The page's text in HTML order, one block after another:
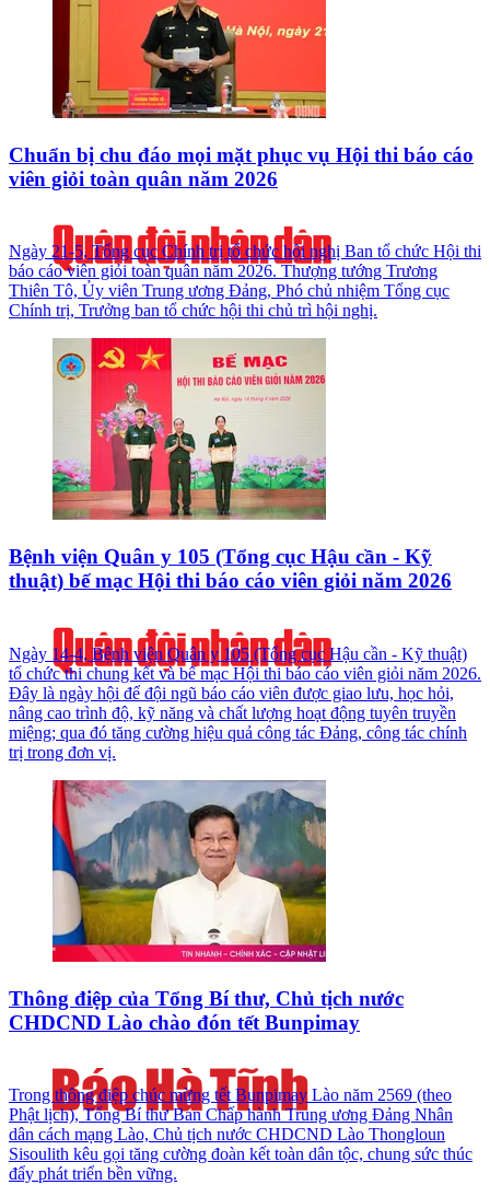
Chuẩn bị chu đáo mọi mặt phục vụ Hội thi báo cáo
viên giỏi toàn quân năm 2026
Ngày 21-5, Tổng cục Chính trị tổ chức hội nghị Ban tổ chức Hội thi
báo cáo viên giỏi toàn quân năm 2026. Thượng tướng Trương
Thiên Tô, Ủy viên Trung ương Đảng, Phó chủ nhiệm Tổng cục
Chính trị, Trưởng ban tổ chức hội thi chủ trì hội nghị.
Bệnh viện Quân y 105 (Tổng cục Hậu cần - Kỹ
thuật) bế mạc Hội thi báo cáo viên giỏi năm 2026
Ngày 14-4, Bệnh viện Quân y 105 (Tổng cục Hậu cần - Kỹ thuật)
tổ chức thi chung kết và bế mạc Hội thi báo cáo viên giỏi năm 2026.
Đây là ngày hội để đội ngũ báo cáo viên được giao lưu, học hỏi,
nâng cao trình độ, kỹ năng và chất lượng hoạt động tuyên truyền
miệng; qua đó tăng cường hiệu quả công tác Đảng, công tác chính
trị trong đơn vị.
Thông điệp của Tổng Bí thư, Chủ tịch nước
CHDCND Lào chào đón tết Bunpimay
Trong thông điệp chúc mừng tết Bunpimay Lào năm 2569 (theo
Phật lịch), Tổng Bí thư Ban Chấp hành Trung ương Đảng Nhân
dân cách mạng Lào, Chủ tịch nước CHDCND Lào Thongloun
Sisoulith kêu gọi tăng cường đoàn kết toàn dân tộc, chung sức thúc
đẩy phát triển bền vững.